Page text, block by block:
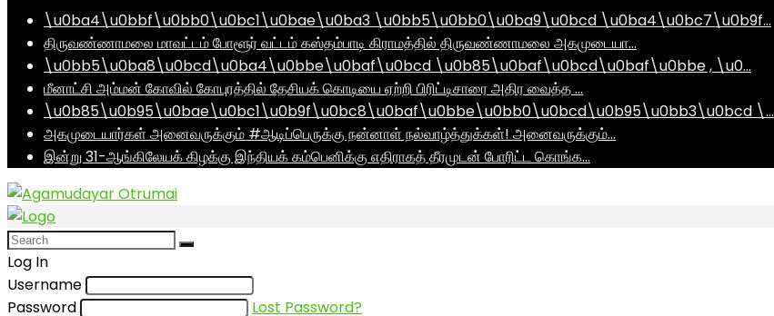
\u0ba4\u0bbf\u0bb0\u0bc1\u0bae\u0ba3 \u0bb5\u0bb0\u0ba9\u0bcd \u0ba4\u0bc7\u0b9f…
திருவண்ணாமலை மாவட்டம் போளூர் வட்டம் கஸ்தம்பாடி கிராமத்தில் திருவண்ணாமலை அகமுடையா…
\u0bb5\u0ba8\u0bcd\u0ba4\u0bbe\u0baf\u0bcd \u0b85\u0baf\u0bcd\u0baf\u0bbe , \u0…
மீனாட்சி அம்மன் கோவில் கோபுரத்தில் தேசியக் கொடியை ஏற்றி பிரிட்டிசாரை அதிர வைத்த …
\u0b85\u0b95\u0bae\u0bc1\u0b9f\u0bc8\u0baf\u0bbe\u0bb0\u0bcd\u0b95\u0bb3\u0bcd \…
அகமுடையார்கள் அனைவருக்கும் #ஆடிப்பெருக்கு நன்னாள் நல்வாழ்த்துக்கள்! அனைவருக்கும்…
இன்று 31-ஆங்கிலேயக் கிழக்கு இந்தியக் கம்பெனிக்கு எதிராகத் தீரமுடன் போரிட்ட கொங்க…
Log In
Username
Password
Lost Password?